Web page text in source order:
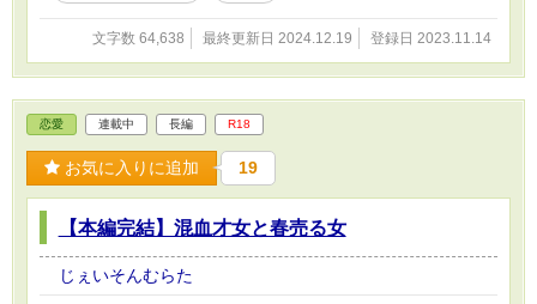
文字数 64,638 最終更新日 2024.12.19 登録日 2023.11.14
恋愛 連載中 長編 R18
お気に入りに追加 19
【本編完結】混血才女と春売る女
じぇいそんむらた